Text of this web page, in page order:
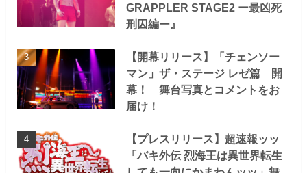
GRAPPLER STAGE2 ー最凶死
刑囚編ー』
【開幕リリース】「チェンソー
マン」ザ・ステージ レゼ篇 開
幕！ 舞台写真とコメントをお
届け！
【プレスリリース】超速報ッッ
「バキ外伝 烈海王は異世界転生